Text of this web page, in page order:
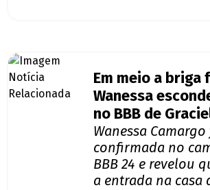
Em meio a briga
Wanessa
no BBB de
Wanessa
confirmada no
BBB 24 e revelou
a entrada na casa